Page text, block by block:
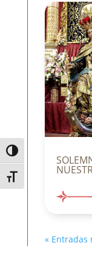
Alternar alto
Alternar tamaño de
« Entradas